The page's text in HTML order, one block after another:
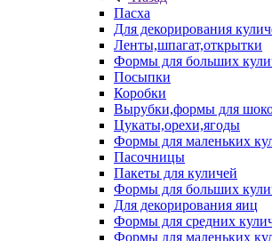
Пасха
Для декорирования
Ленты,шпагат,открытки
Формы для больших
Посыпки
Коробки
Вырубки,формы для
Цукаты,орехи,ягоды
Формы для маленьких
Пасочницы
Пакеты для куличей
Формы для больших
Для декорирования яиц
Формы для средних
Формы для маленьких